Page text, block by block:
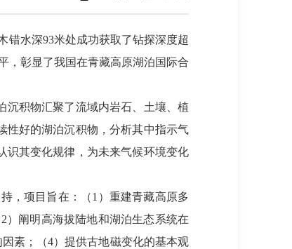
水深93米处成功获取了钻探深度超
，彰显了我国在青藏高原湖泊国际合
积物汇聚了流域内岩石、土壤、植
性好的湖泊沉积物，分析其中指示气
识其变化规律，为未来气候环境变化
，项目旨在：（1）重建青藏高原多
）阐明高海拔陆地和湖泊生态系统在
素；（4）提供古地磁变化的基本观